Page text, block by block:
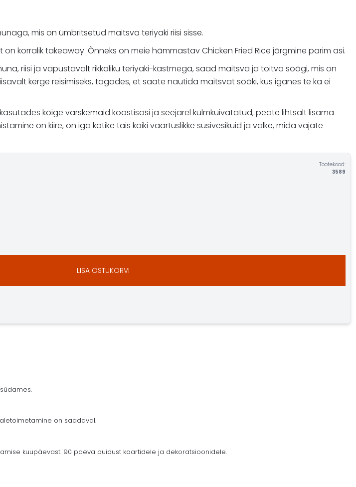
mis on ümbritsetud maitsva teriyaki riisi sisse.
korralik takeaway. Õnneks on meie hämmastav Chicken Fried Rice järgmine parim asi.
riisi ja vapustavalt rikkaliku teriyaki-kastmega, saad maitsva ja toitva söögi, mis on
kerge reisimiseks, tagades, et saate nautida maitsvat sööki, kus iganes te ka ei
kõige värskemaid koostisosi ja seejärel külmkuivatatud, peate lihtsalt lisama
on kiire, on iga kotike täis kõiki väärtuslikke süsivesikuid ja valke, mida vajate
Tootekood:
3589
LISA OSTUKORVI
on saadaval.
kuupäevast. 90 päeva puidust kaartidele ja dekoratsioonidele.